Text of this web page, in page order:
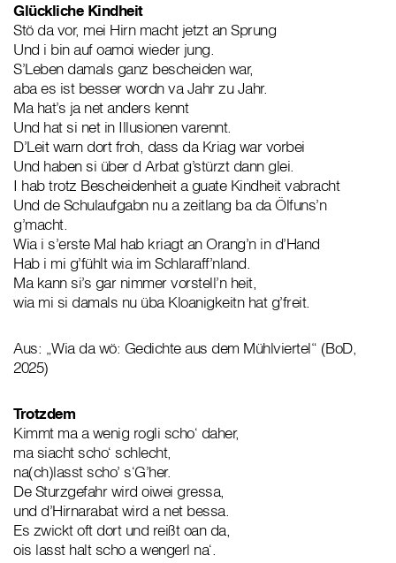
Glückliche Kindheit
Stö da vor, mei Hirn macht jetzt an Sprung
Und i bin auf oamoi wieder jung.
S’Leben damals ganz bescheiden war,
aba es ist besser wordn va Jahr zu Jahr.
Ma hat’s ja net anders kennt
Und hat si net in Illusionen varennt.
D’Leit warn dort froh, dass da Kriag war vorbei
Und haben si über d Arbat g’stürzt dann glei.
I hab trotz Bescheidenheit a guate Kindheit vabracht
Und de Schulaufgabn nu a zeitlang ba da Ölfuns’n
g’macht.
Wia i s’erste Mal hab kriagt an Orang’n in d’Hand
Hab i mi g’fühlt wia im Schlaraff’nland.
Ma kann si’s gar nimmer vorstell’n heit,
wia mi si damals nu üba Kloanigkeitn hat g’freit.
Aus: „Wia da wö: Gedichte aus dem Mühlviertel“ (BoD,
2025)
Trotzdem
Kimmt ma a wenig rogli scho‘ daher,
ma siacht scho‘ schlecht,
na(ch)lasst scho’ s‘G’her.
De Sturzgefahr wird oiwei gressa,
und d’Hirnarabat wird a net bessa.
Es zwickt oft dort und reißt oan da,
ois lasst halt scho a wengerl na‘.